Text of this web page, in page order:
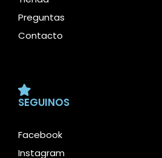
Preguntas
Contacto
SEGUINOS
Facebook
Instagram